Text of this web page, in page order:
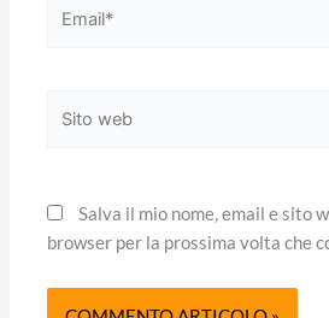
web
Salva il mio nome, email e sito
browser per la prossima volta che